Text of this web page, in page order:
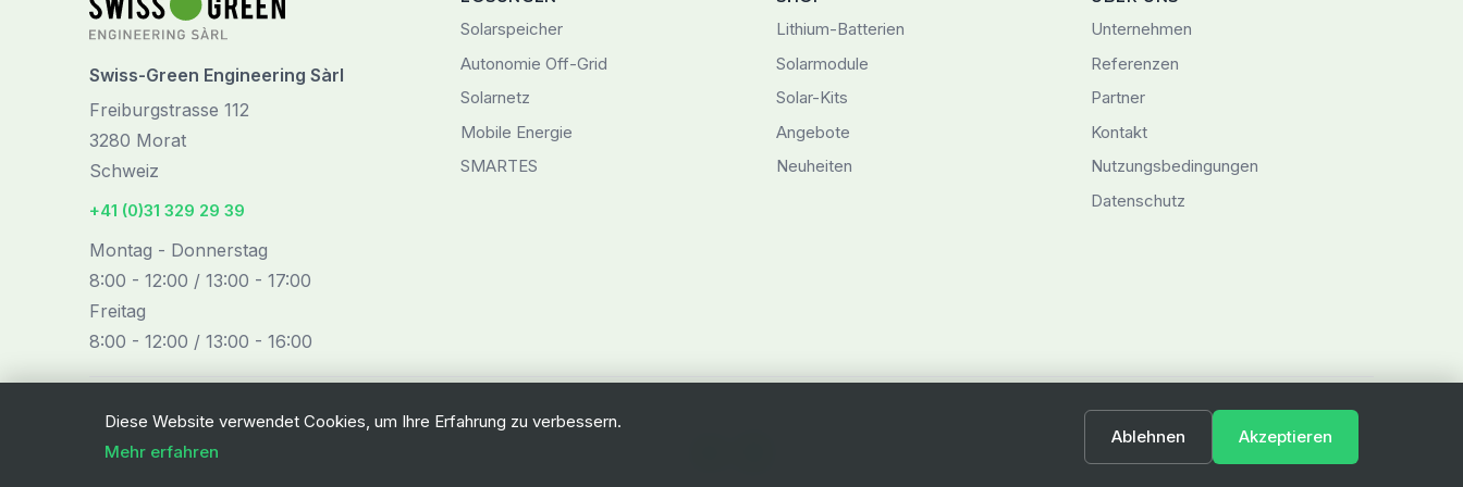
Swiss-Green Engineering Sàrl
Freiburgstrasse 112
3280 Morat
Schweiz
+41 (0)31 329 29 39
Montag - Donnerstag
8:00 - 12:00 / 13:00 - 17:00
Freitag
8:00 - 12:00 / 13:00 - 16:00
Solarspeicher
Autonomie Off-Grid
Solarnetz
Mobile Energie
SMARTES
Lithium-Batterien
Solarmodule
Solar-Kits
Angebote
Neuheiten
Unternehmen
Referenzen
Partner
Kontakt
Nutzungsbedingungen
Datenschutz
Diese Website verwendet Cookies, um Ihre Erfahrung zu verbessern.
Mehr erfahren
Ablehnen Akzeptieren